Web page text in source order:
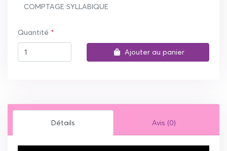
COMPTAGE SYLLABIQUE
Quantité
Ajouter au panier
Détails Avis (0)